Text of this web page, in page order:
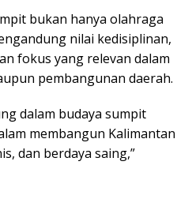
bukan hanya olahraga
nilai kedisiplinan,
fokus yang relevan dalam
pembangunan daerah.
dalam budaya sumpit
membangun Kalimantan
dan berdaya saing,”